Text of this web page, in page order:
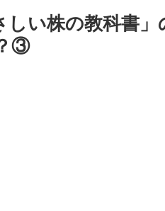
しい株の教科書
③